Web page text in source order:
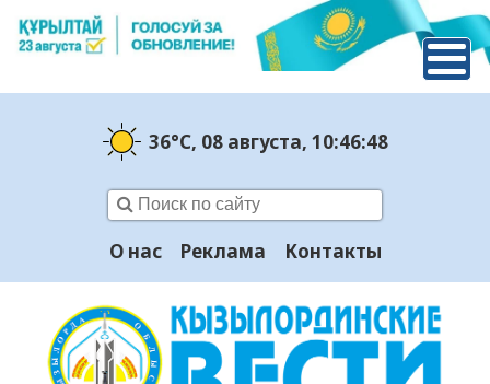
36°C, 08 августа, 10:46:49
О нас Реклама Контакты